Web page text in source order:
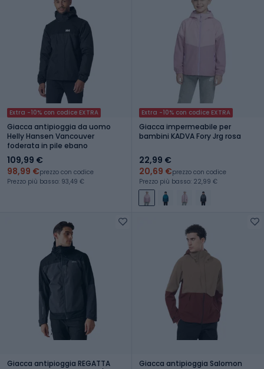
Extra -10% con codice EXTRA
Giacca antipioggia da uomo
Helly Hansen Vancouver
foderata in pile ebano
109,99 €
98,99 €prezzo con codice
Prezzo più basso: 93,49 €
Extra -10% con codice EXTRA
Giacca impermeabile per
bambini KADVA Fory Jrg rosa
22,99 €
20,69 €prezzo con codice
Prezzo più basso: 22,99 €
Giacca antipioggia REGATTA
Giacca antipioggia Salomon